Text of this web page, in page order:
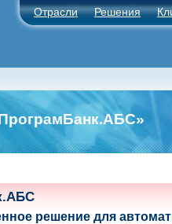
Отрасли Решения
решение для